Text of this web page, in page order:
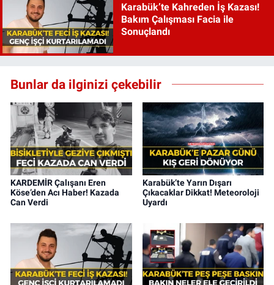
Karabük’te Kahreden İş Kazası!
Bakım Çalışması Facia ile
Sonuçlandı
Bunlar da ilginizi çekebilir
KARDEMİR Çalışanı Eren
Köse’den Acı Haber! Kazada
Can Verdi
Karabük’te Yarın Dışarı
Çıkacaklar Dikkat! Meteoroloji
Uyardı